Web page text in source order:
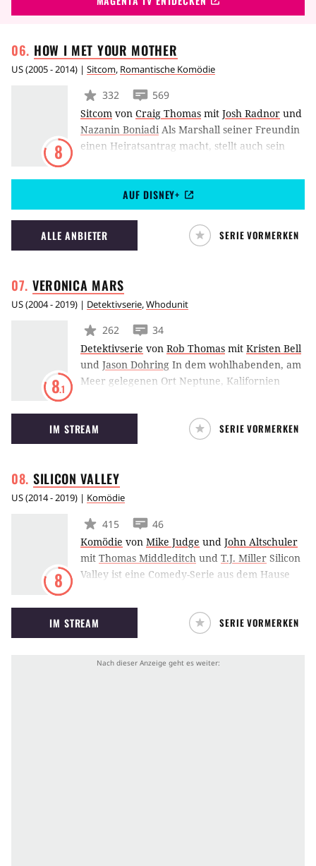
HOW I MET YOUR MOTHER
US(2005 - 2014) | Sitcom, Romantische Komödie
8
332
569
Sitcom von Craig Thomas mit Josh Radnor und
Nazanin Boniadi Als Marshall seiner Freundin
einen Heiratsantrag macht, stellt auch sein
Frau fehlt, mit der er eine Familie gründen
will. Erzählt wird diese Sitcom als Rückblick –
der Erzähler Ted erzählt seinen Kindern im
Jahr 2030 aus der Zeit um das Jahr 2005, in
der er seine Frau und ihre Mutter
AUF DISNEY+
ALLE ANBIETER SERIE VORMERKEN
VERONICA MARS
US(2004 - 2019) | Detektivserie,Whodunit
8.1
262
34
Detektivserie von Rob Thomas mit Kristen Bell
und Jason Dohring In dem wohlhabenden, am
Meer gelegenen Ort Neptune, Kalifornien
Regeln. Ihr Pech! Denn die smarte,
unerschrockene Veronica Mars ist eine 17-
jährige Nachwuchsschnüfflerin, die nicht
Geheimnisse der Stadt aufgedeckt hat.
IM STREAM SERIE VORMERKEN
SILICONVALLEY
US(2014 - 2019) | Komödie
8
415
46
Komödie von Mike Judge und John Altschuler
mit Thomas Middleditch und T.J. Miller Silicon
Valley ist eine Comedy-Serie aus dem Hause
Experten plötzlich die Chance erhält, ein
erfolgreiches Start-Up aufzubauen.
IM STREAM SERIE VORMERKEN